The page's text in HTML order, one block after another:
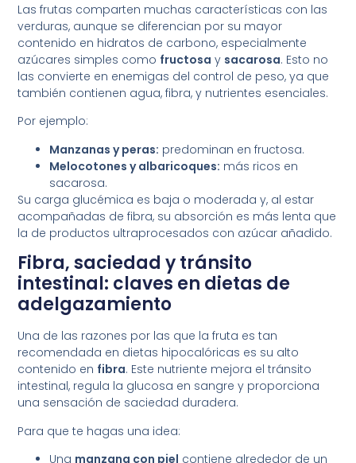
Las frutas comparten muchas características con las
verduras, aunque se diferencian por su mayor
contenido en hidratos de carbono, especialmente
azúcares simples como fructosa y sacarosa. Esto no
las convierte en enemigas del control de peso, ya que
también contienen agua, fibra, y nutrientes esenciales.
Por ejemplo:
Manzanas y peras: predominan en fructosa.
Melocotones y albaricoques: más ricos en
sacarosa.
Su carga glucémica es baja o moderada y, al estar
acompañadas de fibra, su absorción es más lenta que
la de productos ultraprocesados con azúcar añadido.
Fibra, saciedad y tránsito
intestinal: claves en dietas de
adelgazamiento
Una de las razones por las que la fruta es tan
recomendada en dietas hipocalóricas es su alto
contenido en fibra. Este nutriente mejora el tránsito
intestinal, regula la glucosa en sangre y proporciona
una sensación de saciedad duradera.
Para que te hagas una idea:
Una manzana con piel contiene alrededor de un